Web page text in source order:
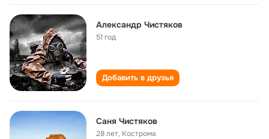
Александр Чистяков
51 год
Добавить в друзья
Саня Чистяков
28 лет, Кострома